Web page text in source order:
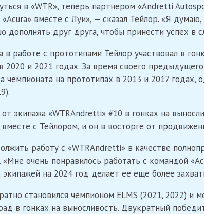
в «WTR», теперь партнером «Andretti
вместе с Луи», — сказал Тейлор. «Я
дополнять друг друга, чтобы принести успех в
работе с прототипами Тейлор участвовал в
2020 и 2021 годах. За время своего
чемпионата на прототипах в 2013 и 2017 годах,
экипажа «WTRAndretti» #10 в гонках на
с Тейлором, и он в восторге от
работу с «WTRAndretti» в качестве
«Мне очень понравилось работать с командой
на 2024 год делает ее еще более
становился чемпионом ELMS (2021, 2022) и
в гонках на выносливость. Двукратный